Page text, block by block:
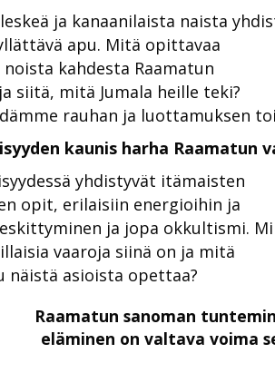
ja kanaanilaista naista
apu. Mitä opittavaa
kahdesta Raamatun
siitä, mitä Jumala heille teki?
rauhan ja luottamuksen
kaunis harha Raamatun
yhdistyvät itämaisten
opit, erilaisiin energioihin ja
ja jopa okkultismi.
vaaroja siinä on ja mitä
näistä asioista opettaa?
Raamatun sanoman
eläminen on valtava voima